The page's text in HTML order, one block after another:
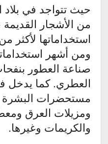
حيث تتواجد في
من الأشجار
استخداماتها لأكثر
ومن أشهر
صناعة العطور
العطري. كما يدخل
مستحضرات
ومزيلات العرق
والكريمات وغيرها.